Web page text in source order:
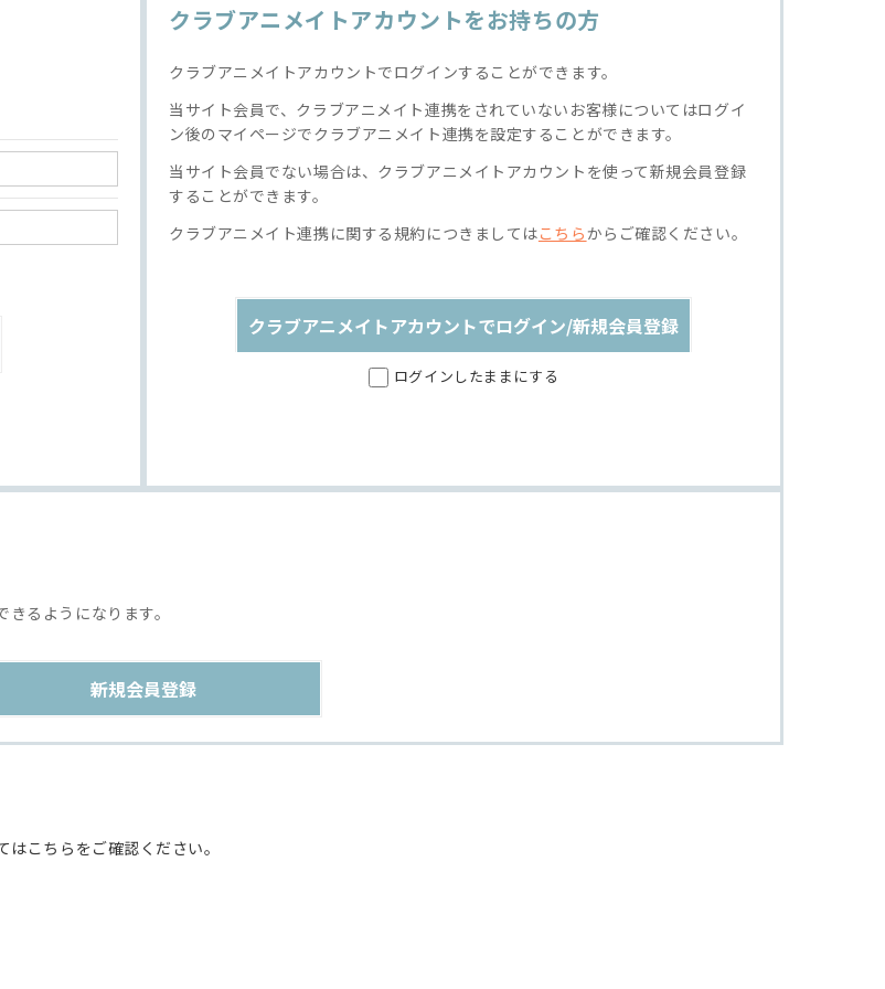
クラブアニメイトアカウントをお持ちの方
クラブアニメイトアカウントでログインすることができます。
当サイト会員で、クラブアニメイト連携をされていないお客様についてはログイ
ン後のマイページでクラブアニメイト連携を設定することができます。
当サイト会員でない場合は、クラブアニメイトアカウントを使って新規会員登録
することができます。
クラブアニメイト連携に関する規約につきましてはこちらからご確認ください。
クラブアニメイトアカウントでログイン/新規会員登録
ログインしたままにする
るようになります。
こちらをご確認ください。